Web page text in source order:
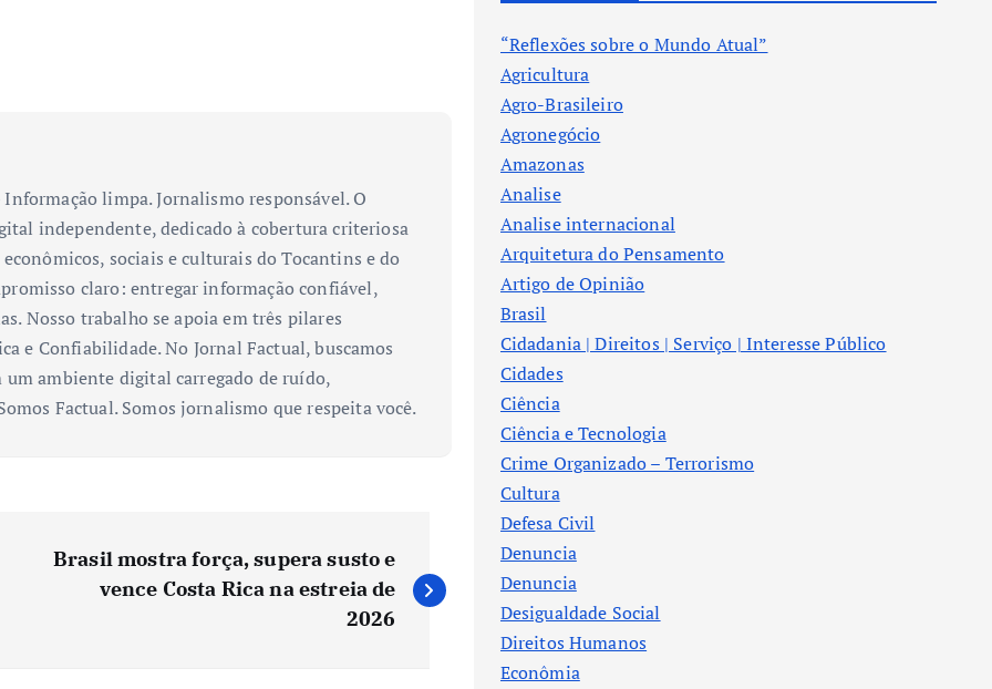
limpa. Jornalismo responsável. O
independente, dedicado à cobertura criteriosa
sociais e culturais do Tocantins e do
claro: entregar informação confiável,
Nosso trabalho se apoia em três pilares
e Confiabilidade. No Jornal Factual, buscamos
ambiente digital carregado de ruído,
Factual. Somos jornalismo que respeita você.
Brasil mostra força, supera susto e
vence Costa Rica na estreia de
2026
“Reflexões sobre o Mundo Atual”
Agricultura
Agro-Brasileiro
Agronegócio
Amazonas
Analise
Analise internacional
Arquitetura do Pensamento
Artigo de Opinião
Brasil
Cidadania | Direitos | Serviço | Interesse Público
Cidades
Ciência
Ciência e Tecnologia
Crime Organizado – Terrorismo
Cultura
Defesa Civil
Denuncia
Denuncia
Desigualdade Social
Direitos Humanos
Econômia